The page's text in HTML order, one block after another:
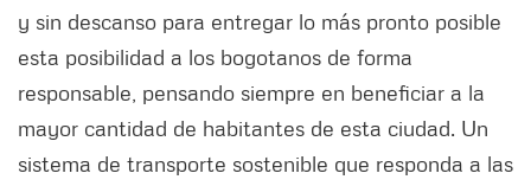
y sin descanso para entregar lo más pronto posible
esta posibilidad a los bogotanos de forma
responsable, pensando siempre en beneficiar a la
mayor cantidad de habitantes de esta ciudad. Un
sistema de transporte sostenible que responda a las